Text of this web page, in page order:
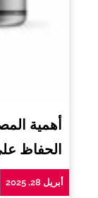
أهمية
الحفاظ
أبريل 28, 2025